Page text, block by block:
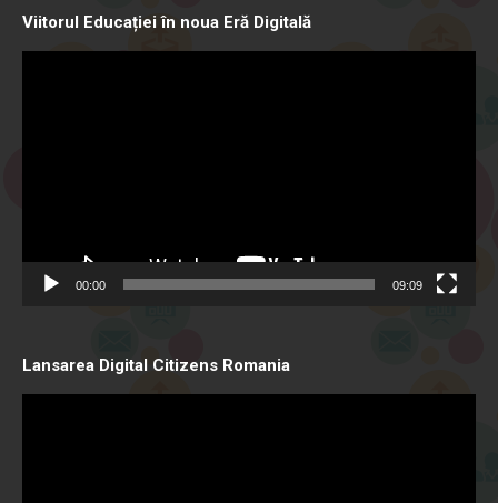
Viitorul Educației în noua Eră Digitală
00:00 09:09
Lansarea Digital Citizens Romania